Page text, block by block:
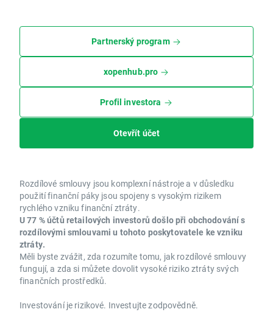
Partnerský program
xopenhub.pro
Profil investora
Otevřít účet
Rozdílové smlouvy jsou komplexní nástroje a v důsledku
použití finanční páky jsou spojeny s vysokým rizikem
rychlého vzniku finanční ztráty.
U 77 % účtů retailových investorů došlo při obchodování s
rozdílovými smlouvami u tohoto poskytovatele ke vzniku
ztráty.
Měli byste zvážit, zda rozumíte tomu, jak rozdílové smlouvy
fungují, a zda si můžete dovolit vysoké riziko ztráty svých
finančních prostředků.
Investování je rizikové. Investujte zodpovědně.